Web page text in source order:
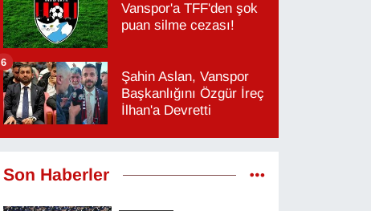
Vanspor'a TFF'den şok
puan silme cezası!
Şahin Aslan, Vanspor
Başkanlığını Özgür İreç
İlhan'a Devretti
6
Son Haberler